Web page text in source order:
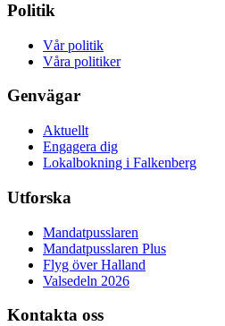
Politik
Vår politik
Våra politiker
Genvägar
Aktuellt
Engagera dig
Lokalbokning i Falkenberg
Utforska
Mandatpusslaren
Mandatpusslaren Plus
Flyg över Halland
Valsedeln 2026
Kontakta oss